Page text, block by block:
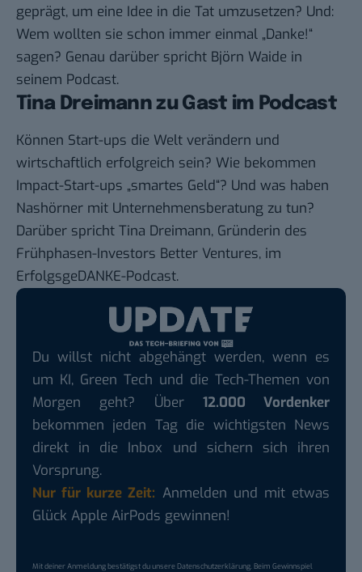
geprägt, um eine Idee in die Tat umzusetzen? Und:
Wem wollten sie schon immer einmal „Danke!“
sagen? Genau darüber spricht Björn Waide in
seinem Podcast.
Tina Dreimann zu Gast im Podcast
Können Start-ups die Welt verändern und
wirtschaftlich erfolgreich sein? Wie bekommen
Impact-Start-ups „smartes Geld“? Und was haben
Nashörner mit Unternehmensberatung zu tun?
Darüber spricht Tina Dreimann, Gründerin des
Frühphasen-Investors Better Ventures, im
ErfolgsgeDANKE-Podcast.
Du willst nicht abgehängt werden, wenn es
um KI, Green Tech und die Tech-Themen von
Morgen geht? Über 12.000 Vordenker
bekommen jeden Tag die wichtigsten News
direkt in die Inbox und sichern sich ihren
Vorsprung.
Nur für kurze Zeit: Anmelden und mit etwas
Glück Apple AirPods gewinnen!
Mit deiner Anmeldung bestätigst du unsereDatenschutzerklärung. Beim Gewinnspiel